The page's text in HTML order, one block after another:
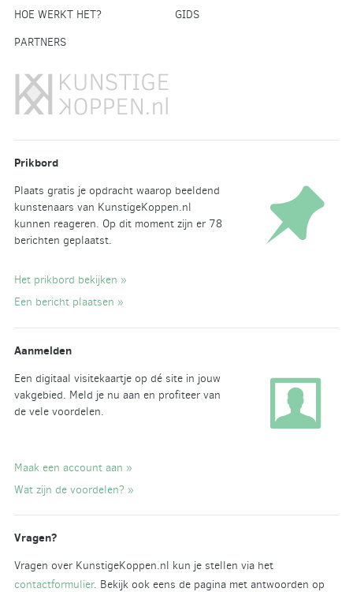
HOE WERKT HET?
GIDS
PARTNERS
Prikbord
Plaats gratis je opdracht waarop beeldend
kunstenaars van KunstigeKoppen.nl
kunnen reageren. Op dit moment zijn er 78
berichten geplaatst.
Het prikbord bekijken »
Een bericht plaatsen »
Aanmelden
Een digitaal visitekaartje op dé site in jouw
vakgebied. Meld je nu aan en profiteer van
de vele voordelen.
Maak een account aan »
Wat zijn de voordelen? »
Vragen?
Vragen over KunstigeKoppen.nl kun je stellen via het
contactformulier. Bekijk ook eens de pagina met antwoorden op